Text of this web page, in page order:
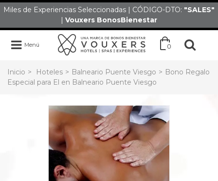
Miles de Experiencias Seleccionadas | CÓDIGO-DTO: "SALES"
| Vouxers BonosBienestar
Menú 0
Inicio > Hoteles > Balneario Puente Viesgo > Bono Regalo
Especial para El en Balneario Puente Viesgo